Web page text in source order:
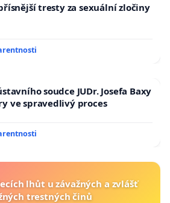
tresty za sexuální zločiny
soudce JUDr. Josefa Baxy
ve spravedlivý proces
lhůt u závažných a zvlášť
trestných činů